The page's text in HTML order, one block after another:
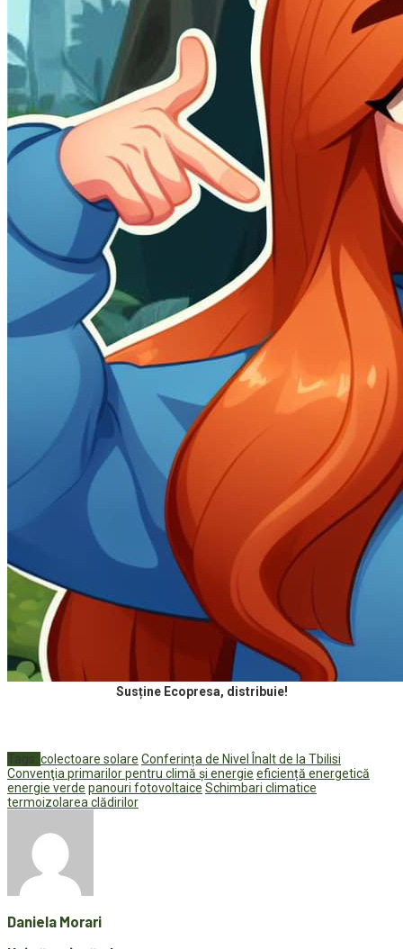
Susține Ecopresa, distribuie!
Tags: colectoare solare Conferința de Nivel Înalt de la Tbilisi
Convenţia primarilor pentru climă şi energie eficiență energetică
energie verde panouri fotovoltaice Schimbari climatice
termoizolarea clădirilor
Daniela Morari